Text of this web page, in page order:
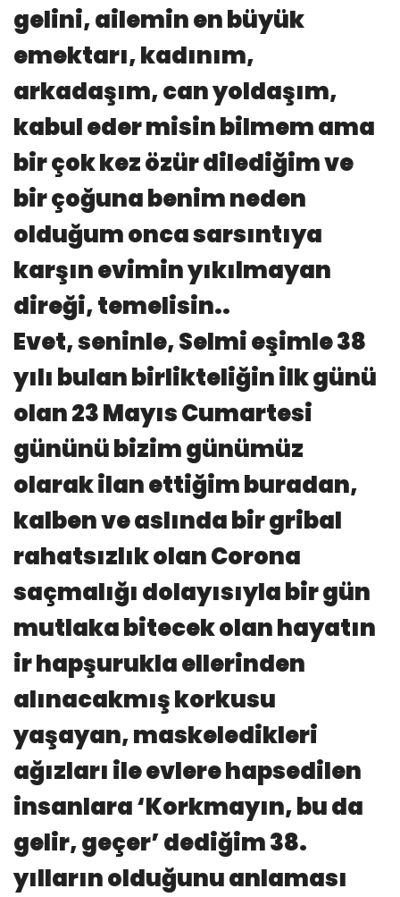
gelini, ailemin en büyük
emektarı, kadınım,
arkadaşım, can yoldaşım,
kabul eder misin bilmem ama
bir çok kez özür dilediğim ve
bir çoğuna benim neden
olduğum onca sarsıntıya
karşın evimin yıkılmayan
direği, temelisin..
Evet, seninle, Selmi eşimle 38
yılı bulan birlikteliğin ilk günü
olan 23 Mayıs Cumartesi
gününü bizim günümüz
olarak ilan ettiğim buradan,
kalben ve aslında bir gribal
rahatsızlık olan Corona
saçmalığı dolayısıyla bir gün
mutlaka bitecek olan hayatın
ir hapşurukla ellerinden
alınacakmış korkusu
yaşayan, maskeledikleri
ağızları ile evlere hapsedilen
insanlara ‘Korkmayın, bu da
gelir, geçer’ dediğim 38.
yılların olduğunu anlaması